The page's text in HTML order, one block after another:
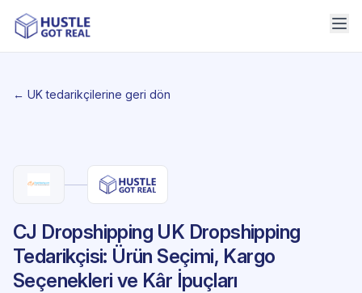
← UK tedarikçilerine geri dön
CJ Dropshipping UK Dropshipping
Tedarikçisi: Ürün Seçimi, Kargo
Seçenekleri ve Kâr İpuçları